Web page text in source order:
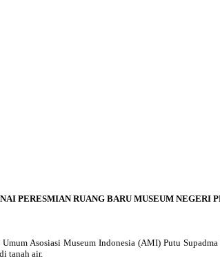
PERESMIAN RUANG BARU MUSEUM NEGERI
Asosiasi Museum Indonesia (AMI) Putu
tanah air.